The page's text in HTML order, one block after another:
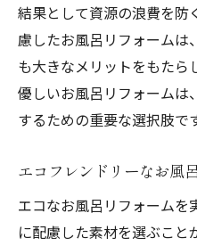
結果として資源の浪費を防
慮したお風呂リフォームは
も大きなメリットをもたら
優しいお風呂リフォームは
するための重要な選択肢で
エコフレンドリーなお風
エコなお風呂リフォーム
に配慮した素材を選ぶこと